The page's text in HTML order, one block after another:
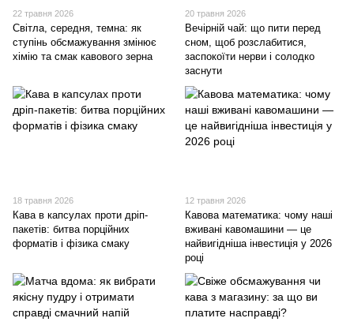
22 травня 2026
Світла, середня, темна: як
ступінь обсмажування змінює
хімію та смак кавового зерна
20 травня 2026
Вечірній чай: що пити перед
сном, щоб розслабитися,
заспокоїти нерви і солодко
заснути
18 травня 2026
Кава в капсулах проти дріп-
пакетів: битва порційних
форматів і фізика смаку
12 травня 2026
Кавова математика: чому наші
вживані кавомашини — це
найвигідніша інвестиція у 2026
році